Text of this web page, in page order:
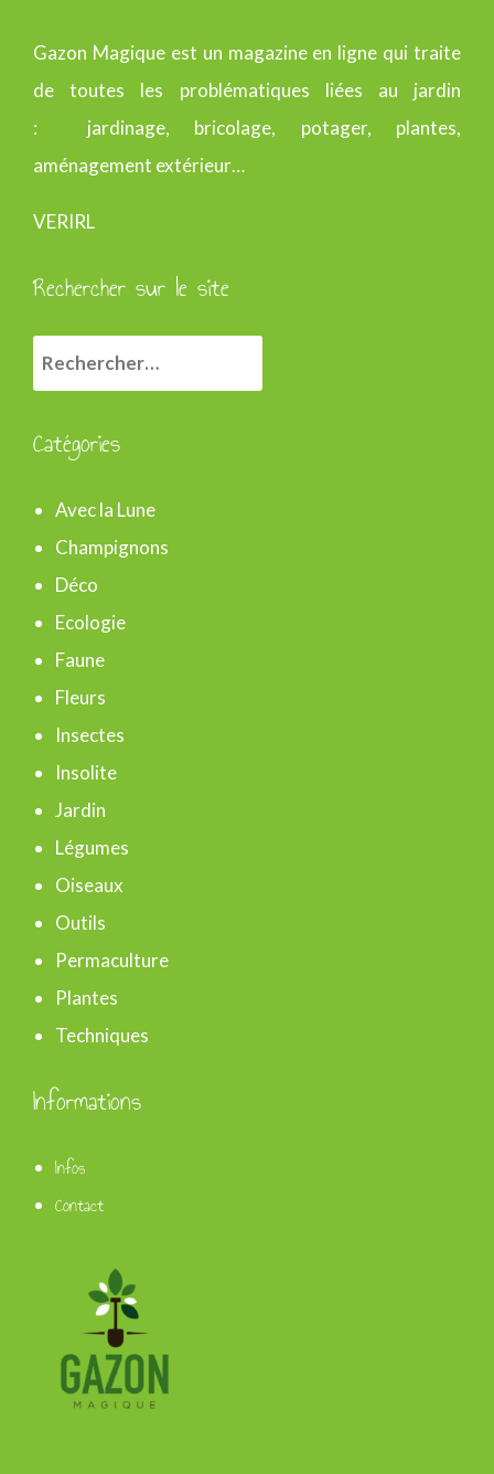
Gazon Magique est un magazine en ligne qui traite
de toutes les problématiques liées au jardin
: jardinage, bricolage, potager, plantes,
aménagement extérieur…
VERIRL
Rechercher sur le site
R
e
e
r
c
h
e
r
Catégories
Avec la Lune
Champignons
Déco
Ecologie
Faune
Fleurs
Insectes
Insolite
Jardin
Légumes
Oiseaux
Outils
Permaculture
Plantes
Techniques
Informations
Infos
Contact